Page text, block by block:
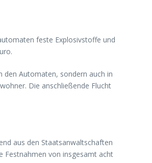
feste Explosivstoffe und
den Automaten, sondern auch in
Die anschließende Flucht
aus den Staatsanwaltschaften
Festnahmen von insgesamt acht